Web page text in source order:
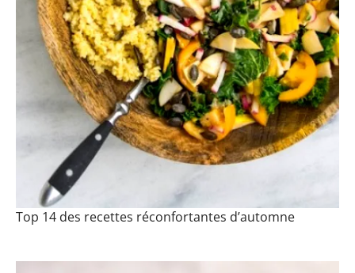
Top 14 des recettes réconfortantes d’automne